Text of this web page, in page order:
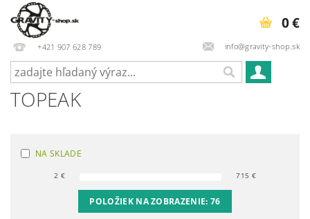
+421 907 628 789 info@gravity-shop.sk
0 €
TOPEAK
NA SKLADE
2 € 715 €
POLOŽIEK NA ZOBRAZENIE:76